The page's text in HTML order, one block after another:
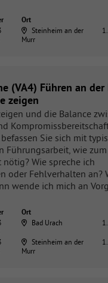
Ort
Steinheim an der
Murr
(VA4) Führen an der
zeigen
und die Balance
Sie sich mit
Führungsarbeit, wie
Wie spreche ich
oder Fehlverhalten an?
wende ich mich an
Ort
Bad Urach
Steinheim an der
Murr